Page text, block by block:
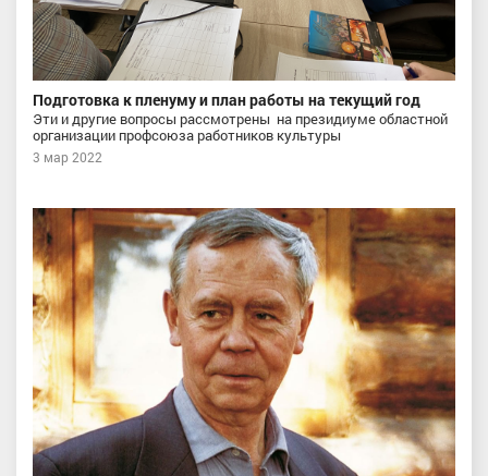
Подготовка к пленуму и план работы на текущий год
Эти и другие вопросы рассмотрены на президиуме областной
организации профсоюза работников культуры
3 мар 2022